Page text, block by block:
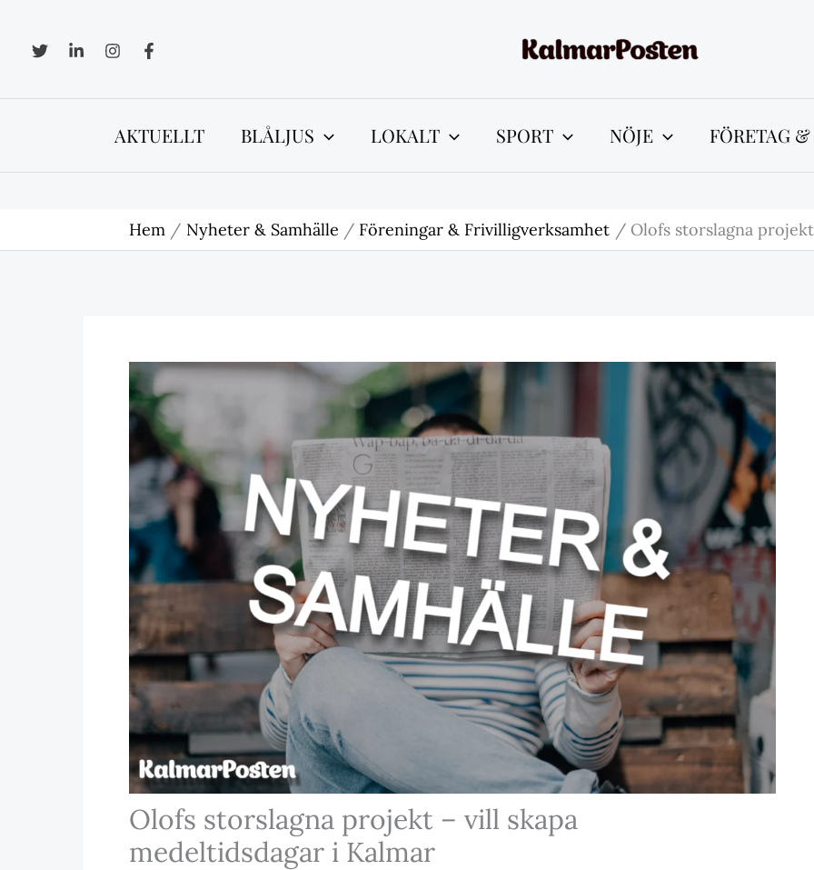
innehåll
AKTUELLT BLÅLJUS LOKALT SPORT NÖJE FÖRETAG
Hem Nyheter & Samhälle Föreningar & Frivilligverksamhet Olofs storslagna
Olofs storslagna projekt – vill skapa
medeltidsdagar i Kalmar